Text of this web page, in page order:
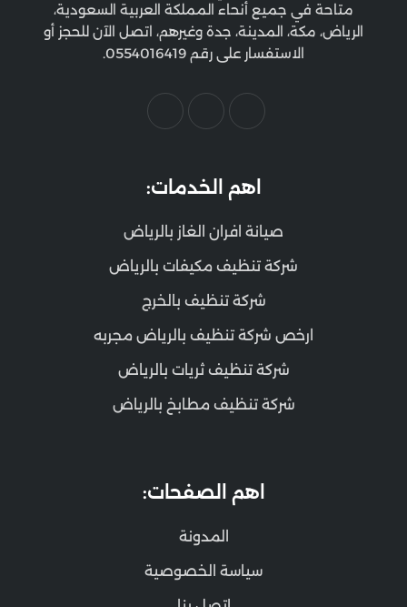
متاحة في جميع أنحاء المملكة العربية السعودية،
الرياض، مكة، المدينة، جدة وغيرهم، اتصل الآن للحجز أو
الاستفسار على رقم 0554016419.
اهم الخدمات:
صيانة افران الغاز بالرياض
شركة تنظيف مكيفات بالرياض
شركة تنظيف بالخرج
ارخص شركة تنظيف بالرياض مجربه
شركة تنظيف ثريات بالرياض
شركة تنظيف مطابخ بالرياض
اهم الصفحات:
المدونة
سياسة الخصوصية